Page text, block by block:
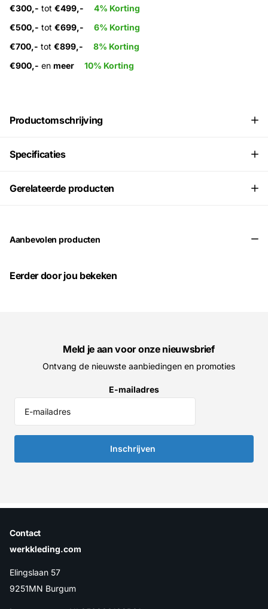
€300,- tot €499,-
4% Korting
€500,- tot €699,-
6% Korting
€700,- tot €899,-
8% Korting
€900,- en meer 10% Korting
Productomschrijving
Specificaties
Gerelateerde producten
Aanbevolen producten
Eerder door jou bekeken
Meld je aan voor onze nieuwsbrief
Ontvang de nieuwste aanbiedingen en promoties
E-mailadres
Inschrijven
Contact
werkkleding.com
Elingslaan 57
9251MN Burgum